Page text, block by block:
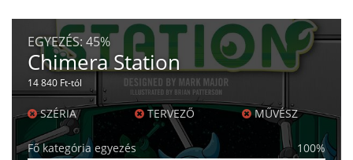
EGYEZÉS: 45%
Chimera Station
14 840 Ft-tól
SZÉRIA TERVEZŐ MŰVÉSZ
Fő kategória egyezés 100%